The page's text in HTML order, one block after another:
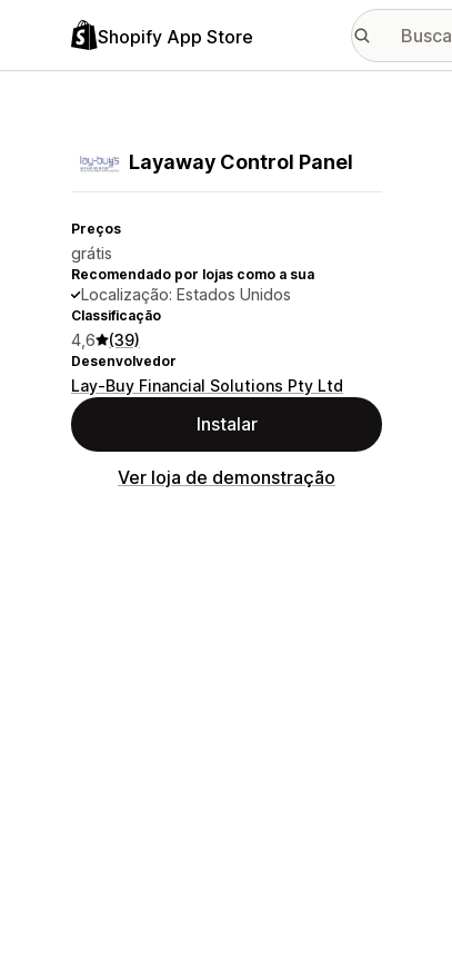
Shopify App Store
Layaway Control Panel
Preços
grátis
Recomendado por lojas como a sua
Localização: Estados Unidos
Classificação
4,6 (39)
Desenvolvedor
Lay-Buy Financial Solutions Pty Ltd
Instalar
Ver loja de demonstração